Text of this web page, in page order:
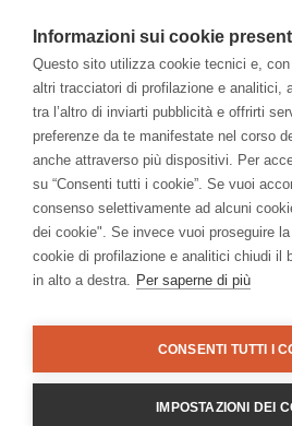
–
Con il contributo di:
Bando “Musei di Impresa
Informazioni sui cookie
Questo sito utilizza cookie tecnici e,
altri tracciatori di profilazione e analitici,
tra l’altro di inviarti pubblicità e offrirti
preferenze da te manifestate nel corso
anche attraverso più dispositivi. Per
su “Consenti tutti i cookie”. Se vuoi
consenso selettivamente ad alcuni
dei cookie". Se invece vuoi proseguire
cookie di profilazione e analitici chiudi il
in alto a destra. Per saperne di più
CONSENTI TUTTI I
IMPOSTAZIONI DEI